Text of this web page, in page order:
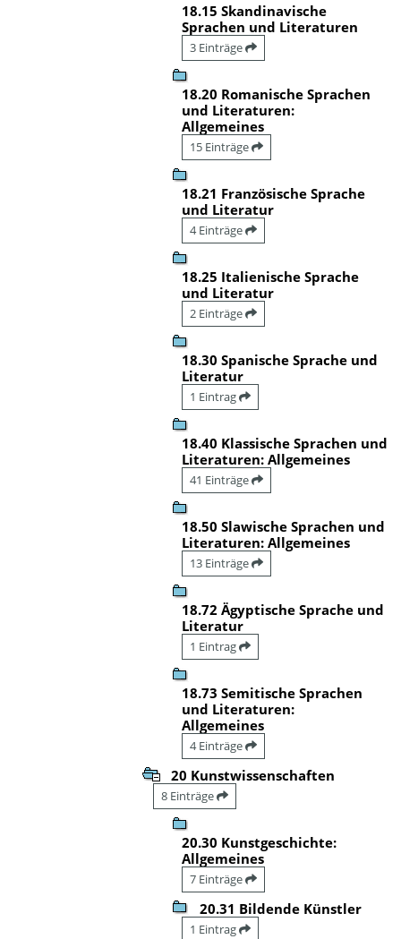
18.15 Skandinavische
Sprachen und Literaturen
3 Einträge
18.20 Romanische Sprachen
und Literaturen:
Allgemeines
15 Einträge
18.21 Französische Sprache
und Literatur
4 Einträge
18.25 Italienische Sprache
und Literatur
2 Einträge
18.30 Spanische Sprache und
Literatur
1 Eintrag
18.40 Klassische Sprachen und
Literaturen: Allgemeines
41 Einträge
18.50 Slawische Sprachen und
Literaturen: Allgemeines
13 Einträge
18.72 Ägyptische Sprache und
Literatur
1 Eintrag
18.73 Semitische Sprachen
und Literaturen:
Allgemeines
4 Einträge
20 Kunstwissenschaften
8 Einträge
20.30 Kunstgeschichte:
Allgemeines
7 Einträge
20.31 Bildende Künstler
1 Eintrag